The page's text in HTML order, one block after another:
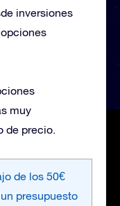
inversiones
muy
de precio.
de los 50€
presupuesto